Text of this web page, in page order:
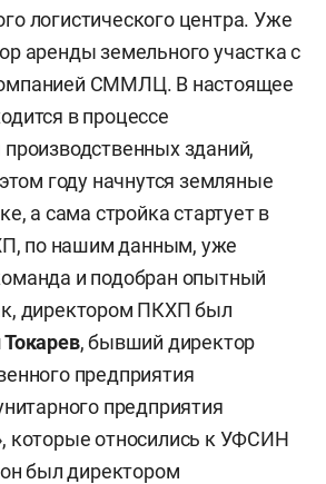
логистического центра. Уже
аренды земельного участка с
СММЛЦ. В настоящее
в процессе
зданий,
году начнутся земляные
а сама стройка стартует в
по нашим данным, уже
и подобран опытный
директором ПКХП был
, бывший директор
предприятия
предприятия
которые относились к УФСИН
был директором